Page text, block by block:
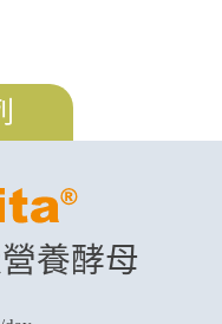
養酵母